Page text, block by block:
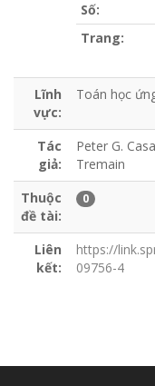
Số:
Trang:
Lĩnh
vực:
Toán học
Tác
giả:
Peter G.
Tremain
Thuộc
đề tài:
0
Liên
kết:
https://
09756-4